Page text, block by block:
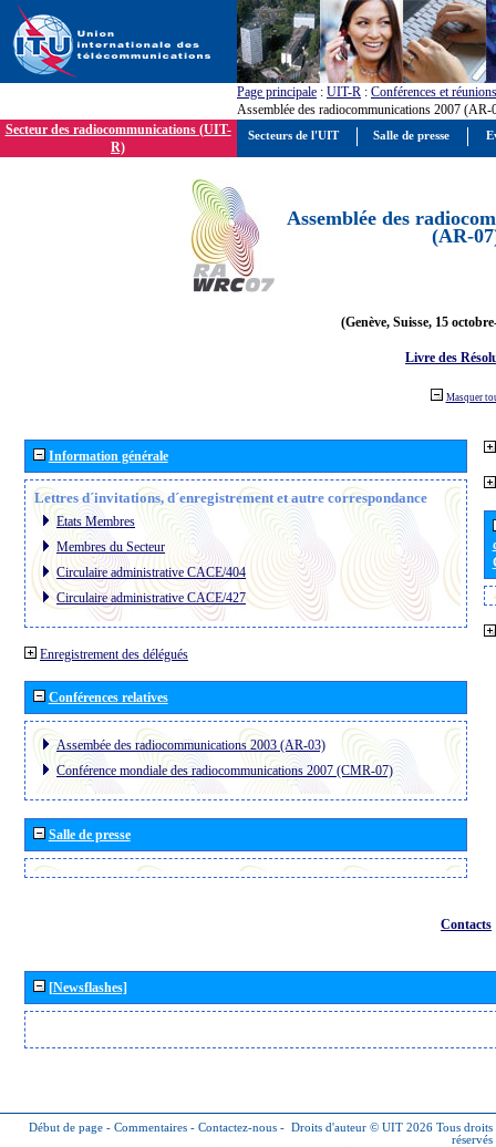
Page principale : UIT-R : Conférences et réunions
Assemblée des radiocommunications 2007 (AR-
Secteur des radiocommunications (UIT-
R)
Assemblée des
(AR-
(Genève, Suisse, 15
Livre des
Masquer
Information générale
Lettres d´invitations, d´enregistrement et autre correspondance
Etats Membres
Membres du Secteur
Circulaire administrative CACE/404
Circulaire administrative CACE/427
Enregistrement des délégués
Conférences relatives
Assembée des radiocommunications 2003 (AR-03)
Conférence mondiale des radiocommunications 2007 (CMR-07)
Salle de presse
Contacts
[Newsflashes]
Début de page - Commentaires - Contactez-nous - Droits d'auteur © UIT 2026 Tous droits
réservés
Secteurs de l'UIT Salle de presse